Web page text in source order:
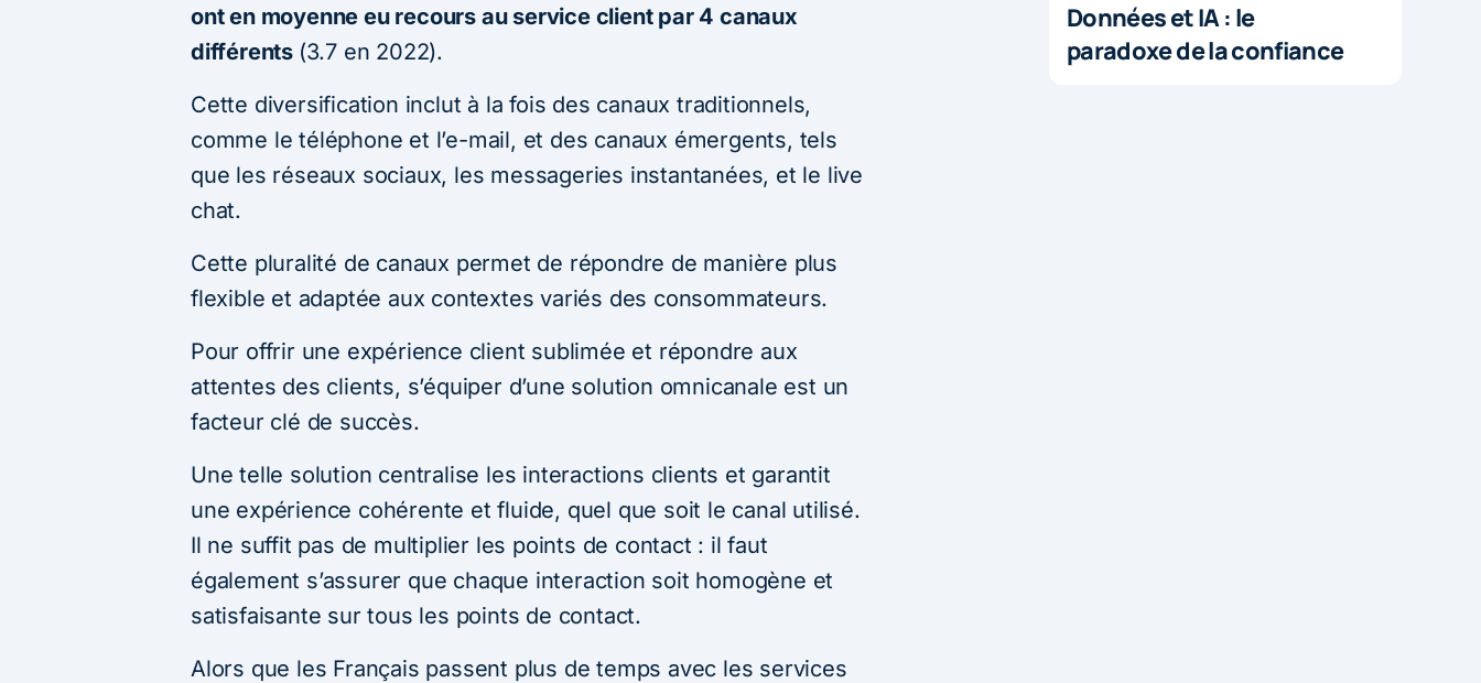
ont en moyenne eu recours au service client par 4 canaux
différents (3.7 en 2022).
Cette diversification inclut à la fois des canaux traditionnels,
comme le téléphone et l’e-mail, et des canaux émergents, tels
que les réseaux sociaux, les messageries instantanées, et le live
chat.
Cette pluralité de canaux permet de répondre de manière plus
flexible et adaptée aux contextes variés des consommateurs.
Pour offrir une expérience client sublimée et répondre aux
attentes des clients, s’équiper d’une solution omnicanale est un
facteur clé de succès.
Une telle solution centralise les interactions clients et garantit
une expérience cohérente et fluide, quel que soit le canal utilisé.
Il ne suffit pas de multiplier les points de contact : il faut
également s’assurer que chaque interaction soit homogène et
satisfaisante sur tous les points de contact.
Alors que les Français passent plus de temps avec les services
Données et IA : le
paradoxe de la confiance